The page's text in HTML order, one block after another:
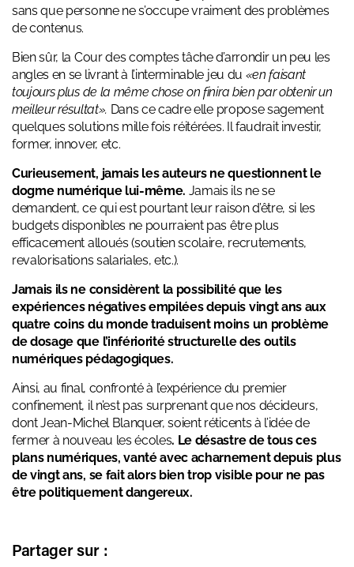
sans que personne ne s’occupe vraiment des problèmes
de contenus.
Bien sûr, la Cour des comptes tâche d’arrondir un peu les
angles en se livrant à l’interminable jeu du «en faisant
toujours plus de la même chose on finira bien par obtenir un
meilleur résultat». Dans ce cadre elle propose sagement
quelques solutions mille fois réitérées. Il faudrait investir,
former, innover, etc.
Curieusement, jamais les auteurs ne questionnent le
dogme numérique lui-même. Jamais ils ne se
demandent, ce qui est pourtant leur raison d’être, si les
budgets disponibles ne pourraient pas être plus
efficacement alloués (soutien scolaire, recrutements,
revalorisations salariales, etc.).
Jamais ils ne considèrent la possibilité que les
expériences négatives empilées depuis vingt ans aux
quatre coins du monde traduisent moins un problème
de dosage que l’infériorité structurelle des outils
numériques pédagogiques.
Ainsi, au final, confronté à l’expérience du premier
confinement, il n’est pas surprenant que nos décideurs,
dont Jean-Michel Blanquer, soient réticents à l’idée de
fermer à nouveau les écoles. Le désastre de tous ces
plans numériques, vanté avec acharnement depuis plus
de vingt ans, se fait alors bien trop visible pour ne pas
être politiquement dangereux.
Partager sur :